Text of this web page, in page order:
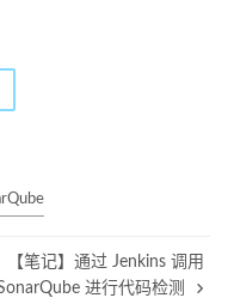
【笔记】通过 Jenkins 调用
进行代码检测